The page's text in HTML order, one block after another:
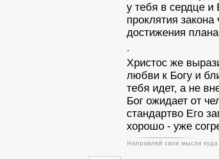
у тебя в сердце
проклятия
достижения
.
Христос же
любви к Богу и
тебя идет, а не
Бог ожидает от
стандартво Его
хорошо - уже
Направляй свои мысли